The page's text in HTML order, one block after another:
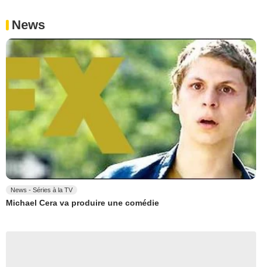
News
News - Séries à la TV
Michael Cera va produire une comédie